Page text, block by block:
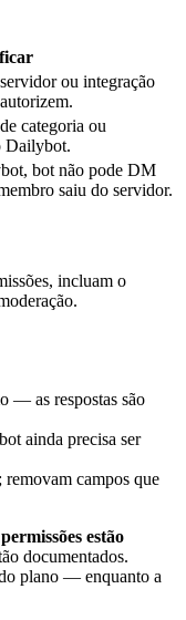
ou integração
categoria ou
Dailybot.
bot não pode DM
saiu do servidor.
incluam o
— as respostas são
ainda precisa ser
campos que
permissões estão
documentados.
plano — enquanto a